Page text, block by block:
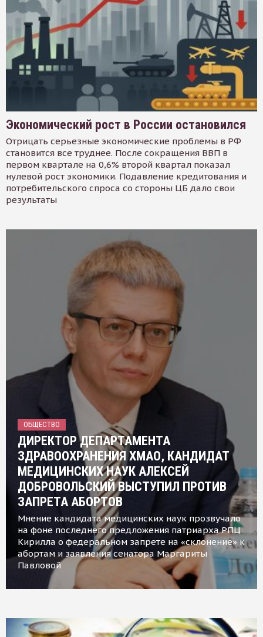
Экономический рост в России остановился
Отрицать серьезные экономические проблемы в РФ
становится все труднее. После сокращения ВВП в
первом квартале на 0,6% второй квартал показал
нулевой рост экономики. Подавление кредитования и
потребительского спроса со стороны ЦБ дало свои
результаты
ОБЩЕСТВО
ДИРЕКТОР ДЕПАРТАМЕНТА
ЗДРАВООХРАНЕНИЯ ХМАО, КАНДИДАТ
МЕДИЦИНСКИХ НАУК АЛЕКСЕЙ
ДОБРОВОЛЬСКИЙ ВЫСТУПИЛ ПРОТИВ
ЗАПРЕТА АБОРТОВ
Мнение кандидата медицинских наук прозвучало
на фоне последнего предложения патриарха РПЦ
Кирилла о федеральном запрете на «склонение» к
абортам и заявления сенатора Маргариты
Павловой